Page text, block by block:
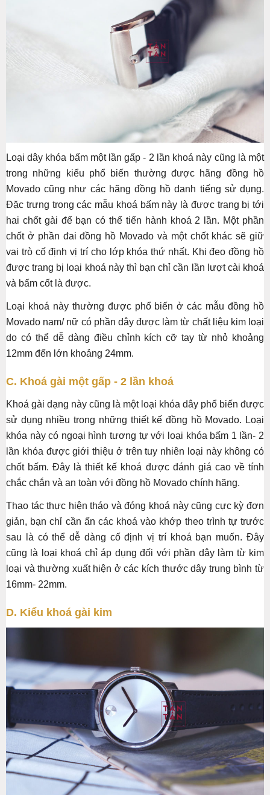
Loại dây khóa bấm một lần gấp - 2 lần khoá này cũng là một
trong những kiểu phổ biến thường được hãng đồng hồ
Movado cũng như các hãng đồng hồ danh tiếng sử dụng.
Đặc trưng trong các mẫu khoá bấm này là được trang bị tới
hai chốt gài để bạn có thể tiến hành khoá 2 lần. Một phần
chốt ở phần đai đồng hồ Movado và một chốt khác sẽ giữ
vai trò cố định vị trí cho lớp khóa thứ nhất. Khi đeo đồng hồ
được trang bị loại khoá này thì bạn chỉ cần lần lượt cài khoá
và bấm cốt là được.
Loại khoá này thường được phổ biến ở các mẫu đồng hồ
Movado nam/ nữ có phần dây được làm từ chất liệu kim loại
do có thể dễ dàng điều chỉnh kích cỡ tay từ nhỏ khoảng
12mm đến lớn khoảng 24mm.
C. Khoá gài một gấp - 2 lần khoá
Khoá gài dạng này cũng là một loại khóa dây phổ biến được
sử dụng nhiều trong những thiết kế đồng hồ Movado. Loại
khóa này có ngoại hình tương tự với loại khóa bấm 1 lần- 2
lần khóa được giới thiệu ở trên tuy nhiên loại này không có
chốt bấm. Đây là thiết kế khoá được đánh giá cao về tính
chắc chắn và an toàn với đồng hồ Movado chính hãng.
Thao tác thực hiện tháo và đóng khoá này cũng cực kỳ đơn
giản, bạn chỉ cần ấn các khoá vào khớp theo trình tự trước
sau là có thể dễ dàng cố định vị trí khoá bạn muốn. Đây
cũng là loại khoá chỉ áp dụng đối với phần dây làm từ kim
loại và thường xuất hiện ở các kích thước dây trung bình từ
16mm- 22mm.
D. Kiểu khoá gài kim